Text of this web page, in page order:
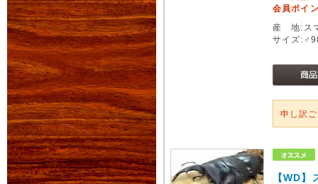
会員ポイ
産 地:ス
サイズ
申し訳
【WD